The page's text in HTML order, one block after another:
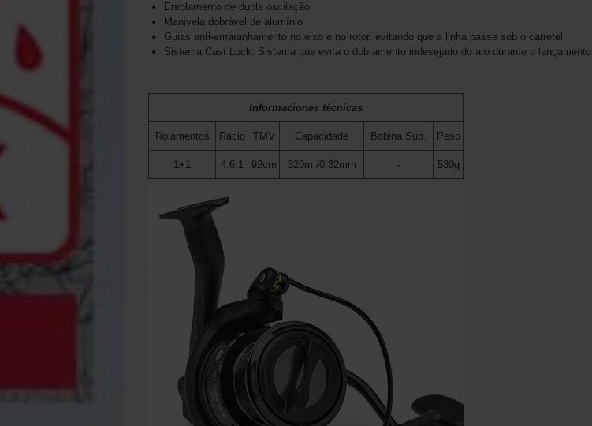
Enrolamento de dupla oscilação
Manivela dobrável de alumínio
Guias anti-emaranhamento no eixo e no rotor, evitando que a linha passe sob o carretel
Sistema Cast Lock: Sistema que evita o dobramento indesejado do aro durante o lançamento
Informaciones técnicas
Rolamentos Rácio TMV Capacidade Bobina Sup. Peso
1+1 4.6:1 92cm 320m /0.32mm - 530g